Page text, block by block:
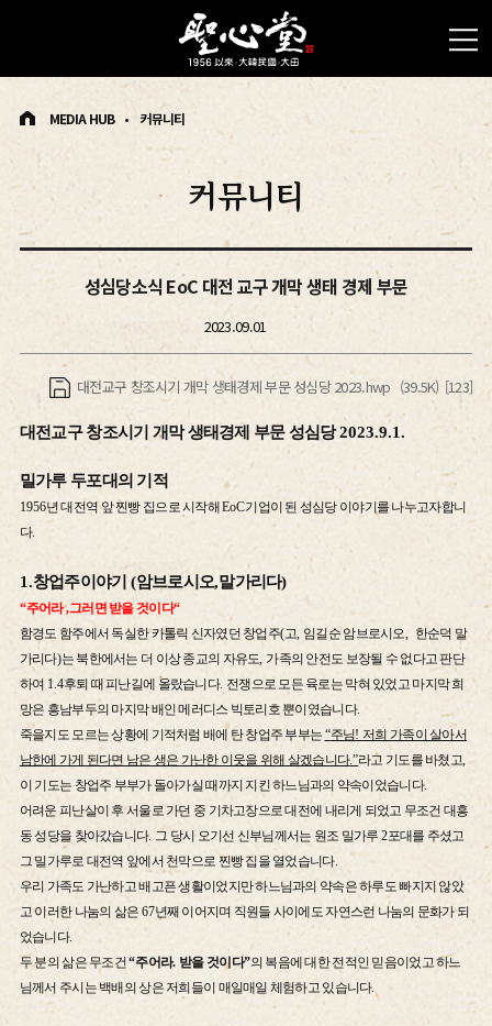
MEDIA HUB 커뮤니티
커뮤니티
성심당소식 EoC 대전 교구 개막 생태 경제 부문
2023.09.01
대전교구 창조시기 개막 생태경제 부문 성심당 2023.hwp (39.5K) [123]
대전교구 창조시기 개막 생태경제 부문 성심당2023.9.1.
밀가루 두포대의 기적
1956년 대전역 앞 찐빵 집으로 시작해EoC기업이 된 성심당 이야기를 나누고자합니
다.
1.창업주이야기 (암브로시오,말가리다)
“주어라,그러면 받을 것이다“
함경도 함주에서 독실한 카톨릭 신자였던 창업주(고, 임길순 암브로시오, 한순덕 말
가리다)는 북한에서는 더 이상 종교의 자유도, 가족의 안전도 보장될 수 없다고 판단
하여 1.4후퇴 때 피난길에 올랐습니다. 전쟁으로 모든 육로는 막혀 있었고 마지막 희
망은 흥남부두의 마지막 배인 메러디스 빅토리호 뿐이였습니다.
죽을지도 모르는 상황에 기적처럼 배에 탄 창업주 부부는 “주님! 저희 가족이 살아서
남한에 가게 된다면 남은 생은 가난한 이웃을 위해 살겠습니다.”라고 기도를 바쳤고,
이 기도는 창업주 부부가 돌아가실 때까지 지킨 하느님과의 약속이었습니다.
어려운 피난살이 후 서울로 가던 중 기차고장으로 대전에 내리게 되었고 무조건 대흥
동 성당을 찾아갔습니다. 그 당시 오기선 신부님께서는 원조 밀가루 2포대를 주셨고
그 밀가루로 대전역 앞에서 천막으로 찐빵 집을 열었습니다.
우리 가족도 가난하고 배고픈 생활이었지만 하느님과의 약속은 하루도 빠지지 않았
고 이러한 나눔의 삶은 67년째 이어지며 직원들 사이에도 자연스런 나눔의 문화가 되
었습니다.
두 분의 삶은 무조건“주어라. 받을 것이다”의 복음에 대한 전적인 믿음이었고 하느
님께서 주시는 백배의 상은 저희들이 매일매일 체험하고 있습니다.